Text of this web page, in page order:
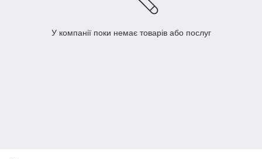
У компанії поки немає товарів або послуг